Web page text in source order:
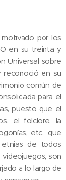
por los
en su treinta y
Universal sobre
reconoció en su
común de
para el
puesto que el
el folclore, la
etc., que
de todos
videojuegos, son
a lo largo de